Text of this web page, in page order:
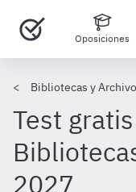
Oposiciones
Bibliotecas y
Test
2027